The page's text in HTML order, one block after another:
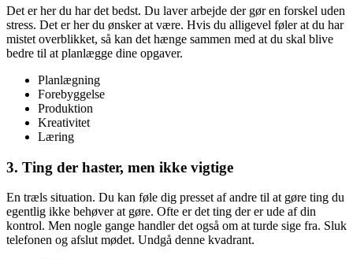
Det er her du har det bedst. Du laver arbejde der gør en forskel uden
stress. Det er her du ønsker at være. Hvis du alligevel føler at du har
mistet overblikket, så kan det hænge sammen med at du skal blive
bedre til at planlægge dine opgaver.
Planlægning
Forebyggelse
Produktion
Kreativitet
Læring
3. Ting der haster, men ikke vigtige
En træls situation. Du kan føle dig presset af andre til at gøre ting du
egentlig ikke behøver at gøre. Ofte er det ting der er ude af din
kontrol. Men nogle gange handler det også om at turde sige fra. Sluk
telefonen og afslut mødet. Undgå denne kvadrant.